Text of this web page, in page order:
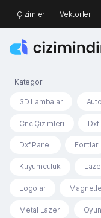
Çizimler Vektörler
Kategori
3D Lambalar
Cnc Çizimleri Dxf
Dxf Panel Fontlar
Kuyumculuk
Logolar
Metal Lazer